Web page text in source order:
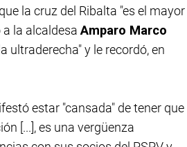
la cruz del Ribalta "es el mayor
la alcaldesa Amparo Marco
ultraderecha" y le recordó, en
estar "cansada" de tener que
[...], es una vergüenza